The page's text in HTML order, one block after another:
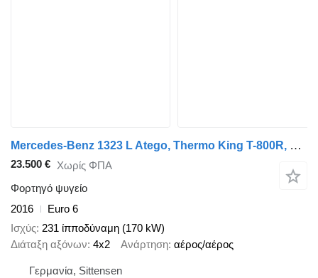
Mercedes-Benz 1323 L Atego, Thermo King T-800R, LBW, Trennwand
23.500 € Χωρίς ΦΠΑ
Φορτηγό ψυγείο
2016
Euro 6
Ισχύς 231 ίπποδύναμη (170 kW)
Διάταξη αξόνων 4x2 Ανάρτηση αέρος/αέρος
Γερμανία, Sittensen